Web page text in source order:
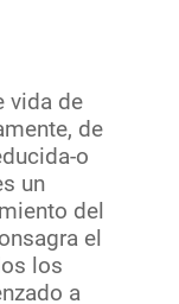
vida de
de
o
un
del
el
los
a